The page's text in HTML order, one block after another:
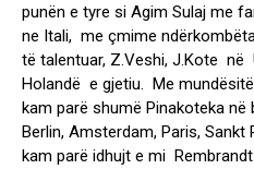
punën e tyre si Agim Sulaj me
ne Itali, me çmime
të talentuar, Z.Veshi, J.Kote në
Holandë e gjetiu. Me
kam parë shumë Pinakoteka në
Berlin, Amsterdam, Paris, Sankt
kam parë idhujt e mi